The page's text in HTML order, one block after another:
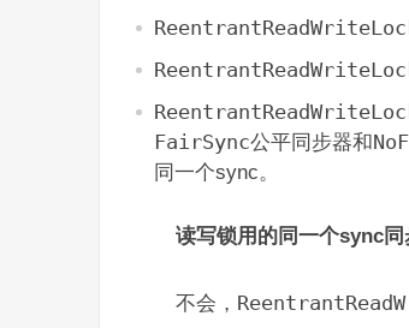
FairSync公平同步器和
同一个sync。
读写锁用的同一个sync
不会，